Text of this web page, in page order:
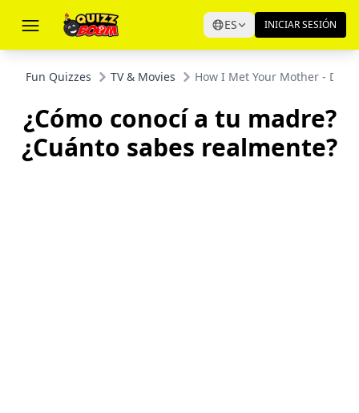
ES INICIAR SESIÓN
Fun Quizzes TV & Movies How I Met Your Mother - Do
¿Cómo conocí a tu madre?
¿Cuánto sabes realmente?